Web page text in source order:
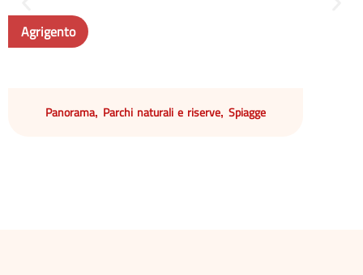
Agrigento
Panorama, Parchi naturali e riserve, Spiagge